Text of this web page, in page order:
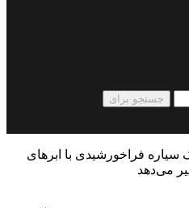
جستجو برای
سیاره فراخورشیدی با ابرهای
می‌دهد